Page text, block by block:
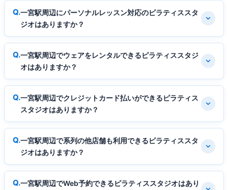
一宮駅周辺にパーソナルレッスン対応のピラティススタ
ジオはありますか？
一宮駅周辺でウェアをレンタルできるピラティススタジ
オはありますか？
一宮駅周辺でクレジットカード払いができるピラティス
スタジオはありますか？
一宮駅周辺で系列の他店舗も利用できるピラティススタ
ジオはありますか？
一宮駅周辺でWeb予約できるピラティススタジオはあり